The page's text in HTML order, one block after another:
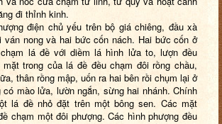
đi thỉnh kinh.
điện chủ yếu trên bộ giá chiêng, đầu xà
ván nong và hai bức cốn nách. Hai bức cốn ở
lá đề với diềm lá hình lửa to, lượn đều
trong của lá đề đều chạm đôi rồng chầu,
thân rồng mập, uốn ra hai bên rồi chụm lại ở
mào lửa, lườn ngắn, sừng hai nhánh. Chính
lá đề nhỏ đặt trên một bông sen. Các mặt
chạm một đôi phượng. Các hình phượng đều